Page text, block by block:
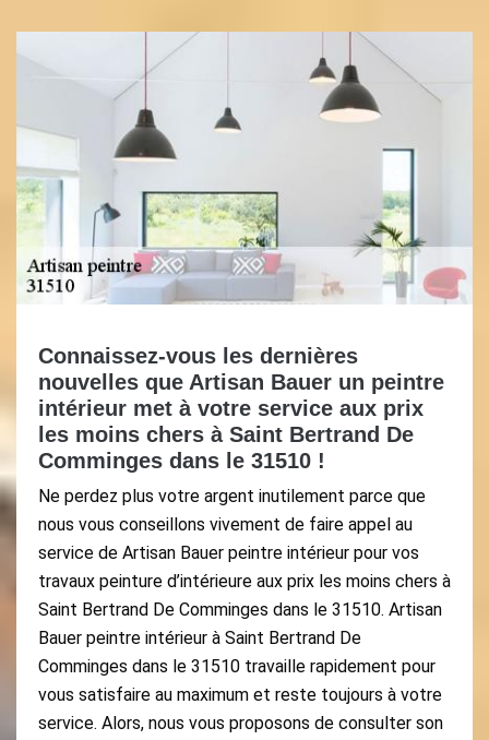
Connaissez-vous les dernières
nouvelles que Artisan Bauer un peintre
intérieur met à votre service aux prix
les moins chers à Saint Bertrand De
Comminges dans le 31510 !
Ne perdez plus votre argent inutilement parce que
nous vous conseillons vivement de faire appel au
service de Artisan Bauer peintre intérieur pour vos
travaux peinture d’intérieure aux prix les moins chers à
Saint Bertrand De Comminges dans le 31510. Artisan
Bauer peintre intérieur à Saint Bertrand De
Comminges dans le 31510 travaille rapidement pour
vous satisfaire au maximum et reste toujours à votre
service. Alors, nous vous proposons de consulter son